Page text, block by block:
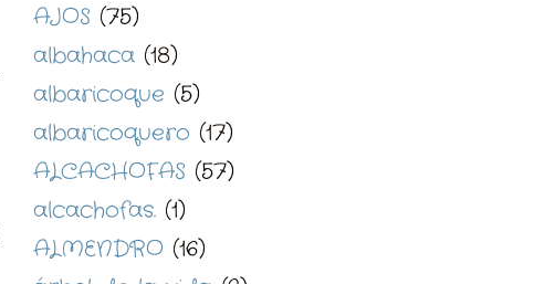
AJOS (75)
albahaca (18)
albaricoque (5)
albaricoquero (17)
ALCACHOFAS (57)
alcachofas. (1)
ALMENDRO (16)